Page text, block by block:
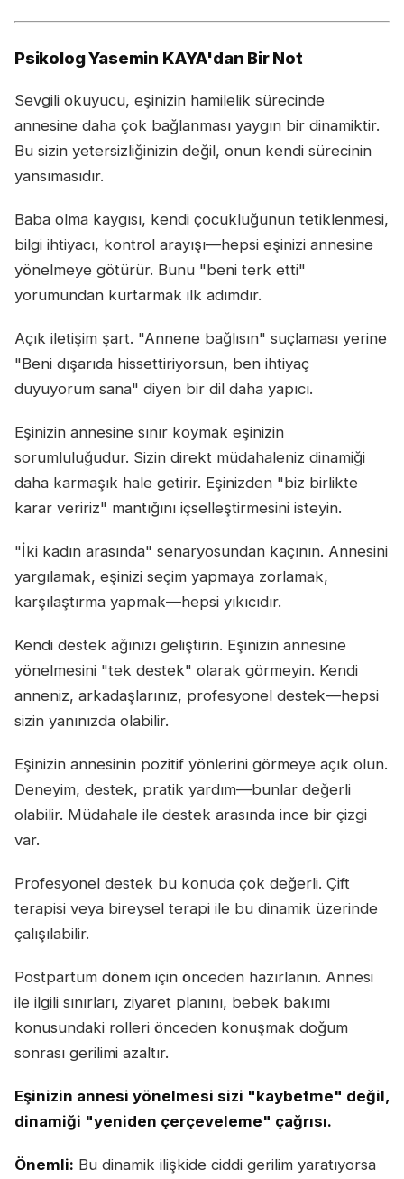
Psikolog Yasemin KAYA'dan Bir Not
Sevgili okuyucu, eşinizin hamilelik sürecinde
annesine daha çok bağlanması yaygın bir dinamiktir.
Bu sizin yetersizliğinizin değil, onun kendi sürecinin
yansımasıdır.
Baba olma kaygısı, kendi çocukluğunun tetiklenmesi,
bilgi ihtiyacı, kontrol arayışı—hepsi eşinizi annesine
yönelmeye götürür. Bunu "beni terk etti"
yorumundan kurtarmak ilk adımdır.
Açık iletişim şart. "Annene bağlısın" suçlaması yerine
"Beni dışarıda hissettiriyorsun, ben ihtiyaç
duyuyorum sana" diyen bir dil daha yapıcı.
Eşinizin annesine sınır koymak eşinizin
sorumluluğudur. Sizin direkt müdahaleniz dinamiği
daha karmaşık hale getirir. Eşinizden "biz birlikte
karar veririz" mantığını içselleştirmesini isteyin.
"İki kadın arasında" senaryosundan kaçının. Annesini
yargılamak, eşinizi seçim yapmaya zorlamak,
karşılaştırma yapmak—hepsi yıkıcıdır.
Kendi destek ağınızı geliştirin. Eşinizin annesine
yönelmesini "tek destek" olarak görmeyin. Kendi
anneniz, arkadaşlarınız, profesyonel destek—hepsi
sizin yanınızda olabilir.
Eşinizin annesinin pozitif yönlerini görmeye açık olun.
Deneyim, destek, pratik yardım—bunlar değerli
olabilir. Müdahale ile destek arasında ince bir çizgi
var.
Profesyonel destek bu konuda çok değerli. Çift
terapisi veya bireysel terapi ile bu dinamik üzerinde
çalışılabilir.
Postpartum dönem için önceden hazırlanın. Annesi
ile ilgili sınırları, ziyaret planını, bebek bakımı
konusundaki rolleri önceden konuşmak doğum
sonrası gerilimi azaltır.
Eşinizin annesi yönelmesi sizi "kaybetme" değil,
dinamiği "yeniden çerçeveleme" çağrısı.
Önemli: Bu dinamik ilişkide ciddi gerilim yaratıyorsa